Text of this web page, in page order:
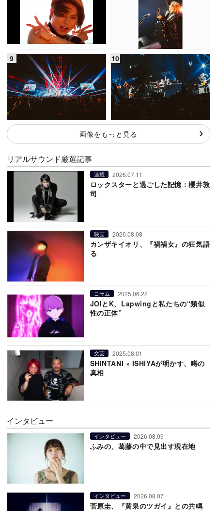
画像をもっと見る
リアルサウンド厳選記事
連載 2026.07.11
ロックスターと過ごした記憶：櫻井敦
司
映画 2026.08.08
カンザキイオリ、『禍禍女』の狂気語
る
コラム 2025.06.22
JOIとK、Lapwingと私たちの“類似
性の正体”
文芸 2025.08.01
SHINTANI × ISHIYAが明かす、噂の
真相
インタビュー
インタビュー 2026.08.09
ふみの、葛藤の中で見出す現在地
インタビュー 2026.08.07
菅原圭、『黄泉のツガイ』との共鳴